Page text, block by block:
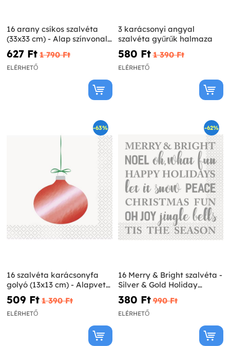
16 arany csíkos szalvéta
(33x33 cm) - Alap színvonalú
vonal
627 Ft‎ 1 790 Ft‎
ELÉRHETŐ
3 karácsonyi angyal
szalvéta gyűrűk halmaza
580 Ft‎ 1 390 Ft‎
ELÉRHETŐ
-63%
16 szalvéta karácsonyfa
golyó (13x13 cm) - Alapvető
karácsony
509 Ft‎ 1 390 Ft‎
ELÉRHETŐ
-62%
16 Merry & Bright szalvéta -
Silver & Gold Holiday
hópelyhek
380 Ft‎ 990 Ft‎
ELÉRHETŐ